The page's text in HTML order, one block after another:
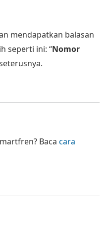
mendapatkan balasan
seperti ini: “Nomor
Baca cara